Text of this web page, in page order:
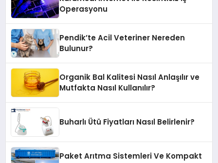
Operasyonu
Pendik’te Acil Veteriner Nereden
Bulunur?
Organik Bal Kalitesi Nasıl Anlaşılır ve
Mutfakta Nasıl Kullanılır?
Buharlı Ütü Fiyatları Nasıl Belirlenir?
Paket Arıtma Sistemleri Ve Kompakt